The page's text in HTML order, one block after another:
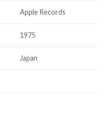
Apple Records
1975
Japan